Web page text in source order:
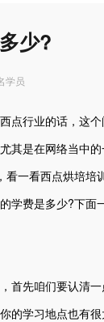
少?
学员
行业的话，这个
其是在网络当中
一看西点烘培培
费是多少?下面
首先咱们要认清
的学习地点也有